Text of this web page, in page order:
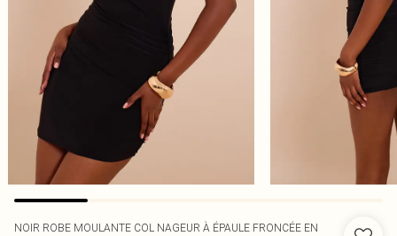
NOIR ROBE MOULANTE COL NAGEUR À ÉPAULE FRONCÉE EN